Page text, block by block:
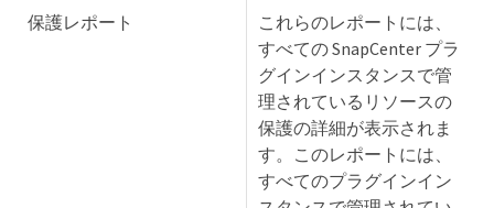
保護レポート
これらのレポートには、
すべての SnapCenter プラ
グインインスタンスで管
理されているリソースの
保護の詳細が表示されま
す。このレポートには、
すべてのプラグインイン